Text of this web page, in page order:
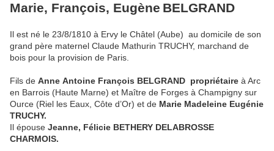
Marie, François, Eugène BELGRAND
Il est né le 23/8/1810 à Ervy le Châtel (Aube) au domicile de son
grand père maternel Claude Mathurin TRUCHY, marchand de
bois pour la provision de Paris.
Fils de Anne Antoine François BELGRAND propriétaire à Arc
en Barrois (Haute Marne) et Maître de Forges à Champigny sur
Ource (Riel les Eaux, Côte d’Or) et de Marie Madeleine Eugénie
TRUCHY.
Il épouse Jeanne, Félicie BETHERY DELABROSSE
CHARMOIS.